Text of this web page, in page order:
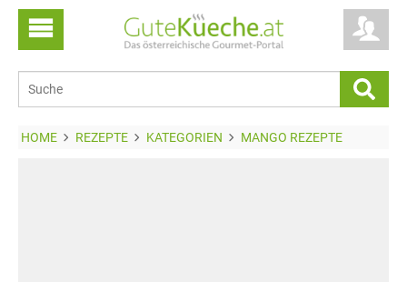
HOME REZEPTE KATEGORIEN MANGO REZEPTE